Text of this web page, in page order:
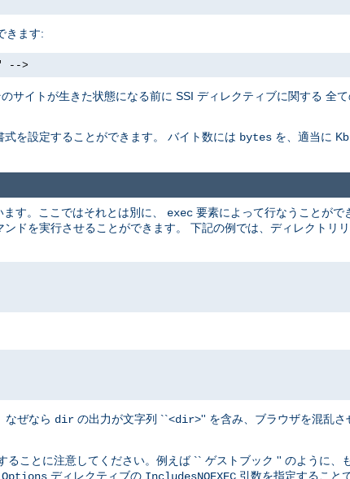
きます:
-->
サイトが生きた状態になる前に SSI ディレクティブに関する 全
を設定することができます。 バイト数には bytes を、適当に
す。ここではそれとは別に、 exec 要素によって行なうことがで
ドを実行させることができます。 下記の例では、ディレクトリ
なぜなら dir の出力が文字列 ``<dir>'' を含み、ブラウザを混乱さ
ることに注意してください。例えば `` ゲストブック '' のように、
ディレクティブの 引数を指定すること